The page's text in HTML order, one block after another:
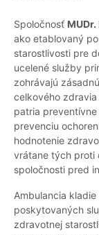
Spoločnosť
ako etablovaný
starostlivosti pre
ucelené služby
zohrávajú
celkového
patria
prevenciu
hodnotenie
vrátane tých proti
spoločnosti pred
Ambulancia
poskytovaných
zdravotnej